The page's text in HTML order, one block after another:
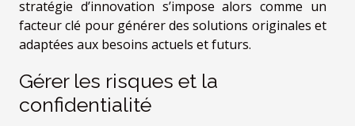
stratégie d’innovation s’impose alors comme un
facteur clé pour générer des solutions originales et
adaptées aux besoins actuels et futurs.
Gérer les risques et la
confidentialité